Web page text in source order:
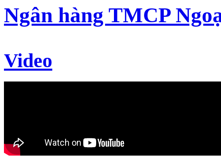
Ngân hàng TMCP
Video